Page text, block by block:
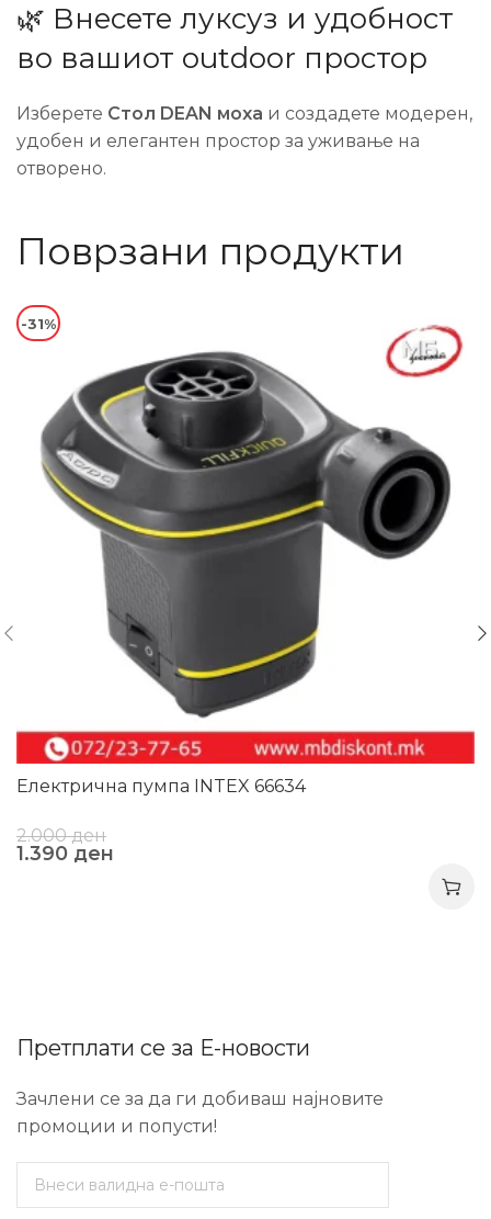
🌿 Внесете луксуз и удобност
во вашиот outdoor простор
Изберете Стол DEAN моха и создадете модерен,
удобен и елегантен простор за уживање на
отворено.
Поврзани продукти
-31%
Електрична пумпа INTEX 66634
2.000ден
1.390 ден
Претплати се за Е-новости
Зачлени се за да ги добиваш најновите
промоции и попусти!